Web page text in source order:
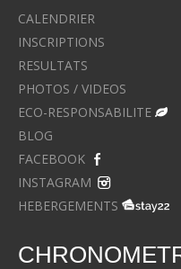
CALENDRIER
INSCRIPTIONS
RESULTATS
PHOTOS / VIDEOS
ECO-RESPONSABILITE
BLOG
FACEBOOK
INSTAGRAM
HEBERGEMENTS